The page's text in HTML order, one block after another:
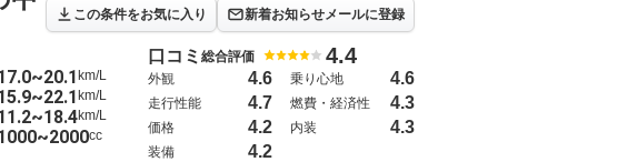
この条件をお気に入り 新着お知らせメールに登録
km/L
km/L
km/L
cc
口コミ 総合評価 4.4
外観 4.6 乗り心地 4.6
走行性能 4.7 燃費・経済性 4.3
価格 4.2 内装 4.3
装備 4.2